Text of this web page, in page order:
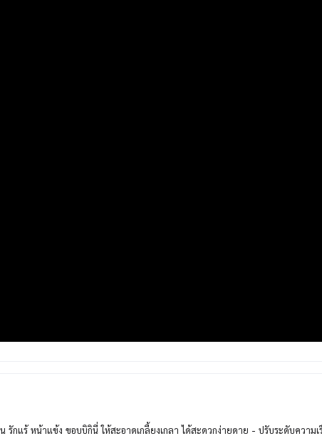
กแร้ หน้าแข้ง ขอบบิกินี่ ให้สะอาดเกลี้ยงเกลา ได้สะดวกง่ายดาย - ปรับระดับความ